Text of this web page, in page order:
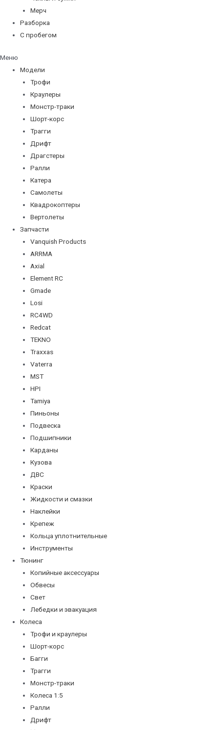
Мерч
Разборка
С пробегом
Меню
Модели
Трофи
Краулеры
Монстр-траки
Шорт-корс
Трагги
Дрифт
Драгстеры
Ралли
Катера
Самолеты
Квадрокоптеры
Вертолеты
Запчасти
Vanquish Products
ARRMA
Axial
Element RC
Gmade
Losi
RC4WD
Redcat
TEKNO
Traxxas
Vaterra
MST
HPI
Tamiya
Пиньоны
Подвеска
Подшипники
Карданы
Кузова
ДВС
Краски
Жидкости и смазки
Наклейки
Крепеж
Кольца уплотнительные
Инструменты
Тюнинг
Копийные аксессуары
Обвесы
Свет
Лебедки и эвакуация
Колеса
Трофи и краулеры
Шорт-корс
Багги
Трагги
Монстр-траки
Колеса 1:5
Ралли
Дрифт